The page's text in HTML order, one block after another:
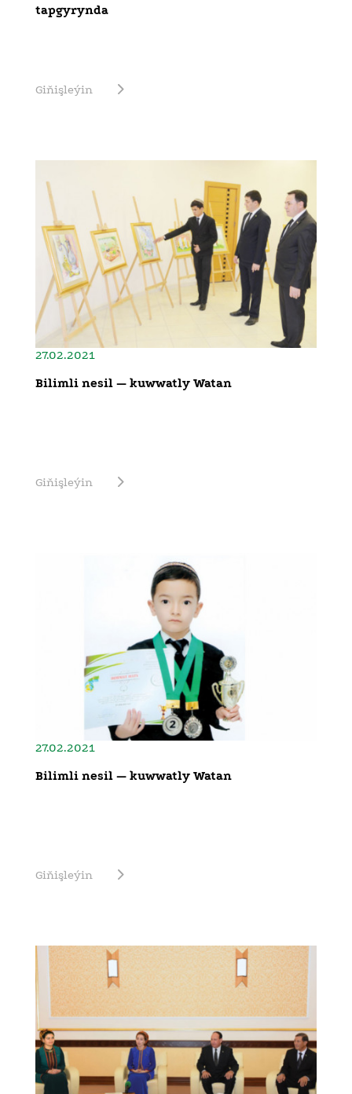
tapgyrynda
Giňişleýin
27.02.2021
Bilimli nesil — kuwwatly Watan
Giňişleýin
27.02.2021
Bilimli nesil — kuwwatly Watan
Giňişleýin